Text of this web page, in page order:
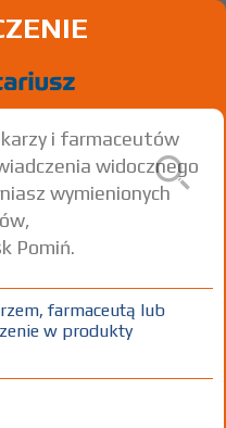
i farmaceutów
widocznego
wymienionych
Pomiń.
farmaceutą lub
w produkty